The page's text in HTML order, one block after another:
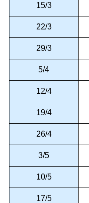
15/3
22/3
29/3
5/4
12/4
19/4
26/4
3/5
10/5
17/5